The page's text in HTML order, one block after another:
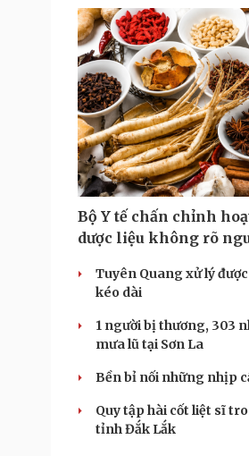
Bộ Y tế chấn chỉnh
dược liệu không rõ
Tuyên Quang xử lý
kéo dài
1 người bị thương, 303
mưa lũ tại Sơn La
Bền bỉ nối những nhịp
Quy tập hài cốt liệt sĩ
tỉnh Đắk Lắk